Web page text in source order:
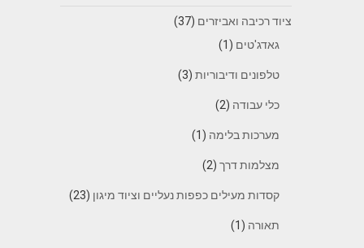
ציוד רכיבה ואביזרים (37)
גאדג'טים (1)
טלפונים ודיבוריות(3)
כלי עבודה (2)
מערכות בלימה (1)
מצלמות דרך(2)
קסדות מעילים כפפות נעליים וציוד מיגון (23)
תאורה (1)